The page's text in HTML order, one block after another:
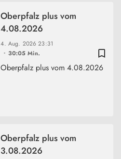
bookmark_border
4. Aug. 202623:31
30:05 Min.
Oberpfalz plus vom
4.08.2026
Oberpfalz plus vom 4.08.2026
Oberpfalz plus vom
3.08.2026